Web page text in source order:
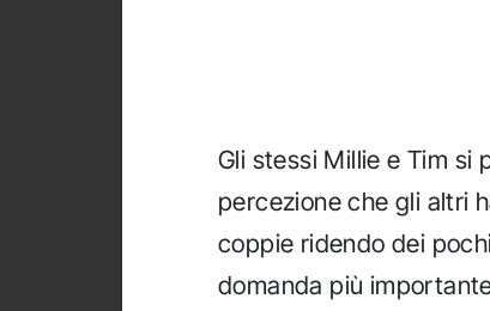
Gli stessi Millie e Tim si
percezione che gli altri
coppie ridendo dei
domanda più